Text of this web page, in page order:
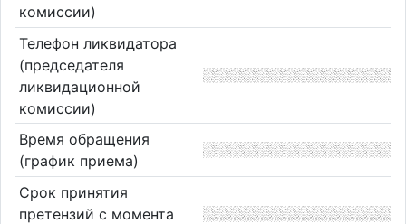
комиссии)
Телефон ликвидатора
(председателя
ликвидационной
комиссии)
Время обращения
(график приема)
Срок принятия
претензий с момента